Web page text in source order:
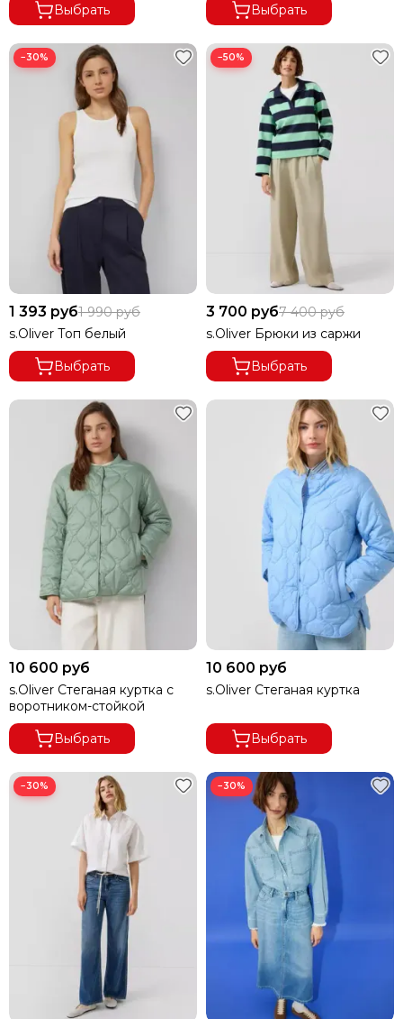
Выбрать
Выбрать
−30%
1 393 руб1 990 руб
s.Oliver Топ белый
Выбрать
−50%
3 700 руб7 400 руб
s.Oliver Брюки из саржи
Выбрать
10 600 руб
s.Oliver Стеганая куртка с
воротником-стойкой
Выбрать
10 600 руб
s.Oliver Стеганая куртка
Выбрать
−30% −30%